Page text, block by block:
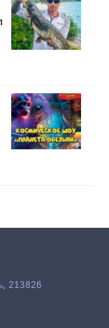
213826